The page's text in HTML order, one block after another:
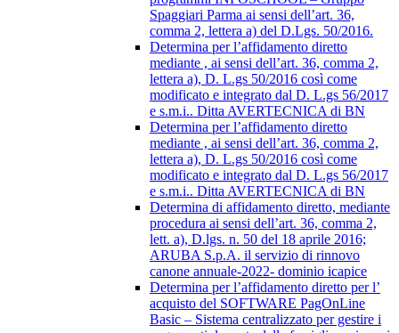
Spaggiari Parma ai sensi dell’art. 36,
comma 2, lettera a) del D.Lgs. 50/2016.
Determina per l’affidamento diretto
mediante , ai sensi dell’art. 36, comma 2,
lettera a), D. L.gs 50/2016 così come
modificato e integrato dal D. L.gs 56/2017
e s.m.i.. Ditta AVERTECNICA di BN
Determina per l’affidamento diretto
mediante , ai sensi dell’art. 36, comma 2,
lettera a), D. L.gs 50/2016 così come
modificato e integrato dal D. L.gs 56/2017
e s.m.i.. Ditta AVERTECNICA di BN
Determina di affidamento diretto, mediante
procedura ai sensi dell’art. 36, comma 2,
lett. a), D.lgs. n. 50 del 18 aprile 2016;
ARUBA S.p.A. il servizio di rinnovo
canone annuale-2022- dominio icapice
Determina per l’affidamento diretto per l’
acquisto del SOFTWARE PagOnLine
Basic – Sistema centralizzato per gestire i